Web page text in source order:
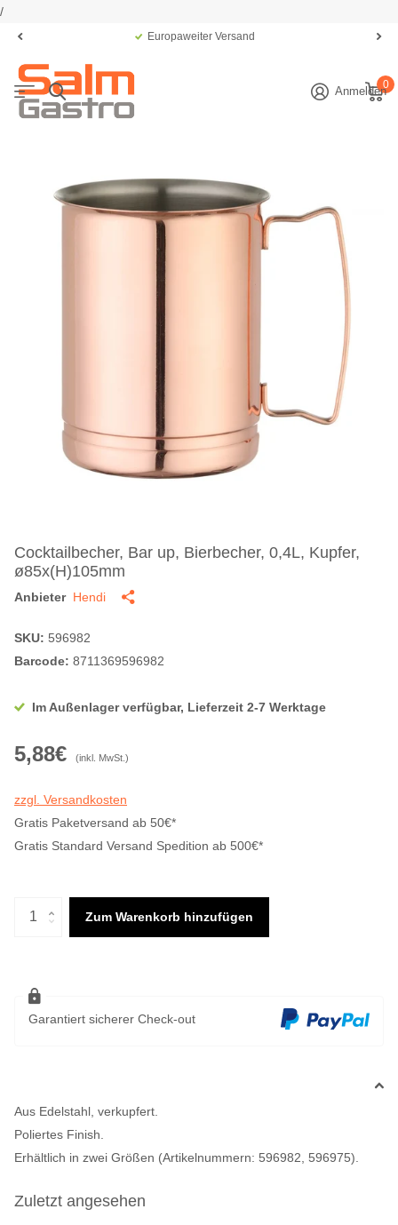
/
Europaweiter Versand
Anmelden0
Cocktailbecher, Bar up, Bierbecher, 0,4L, Kupfer,
ø85x(H)105mm
Anbieter Hendi
SKU: 596982
Barcode: 8711369596982
Im Außenlager verfügbar, Lieferzeit 2-7 Werktage
5,88€ (inkl. MwSt.)
zzgl. Versandkosten
Gratis Paketversand ab 50€*
Gratis Standard Versand Spedition ab 500€*
Zum Warenkorb hinzufügen
Garantiert sicherer Check-out
Aus Edelstahl, verkupfert.
Poliertes Finish.
Erhältlich in zwei Größen (Artikelnummern: 596982, 596975).
Zuletzt angesehen